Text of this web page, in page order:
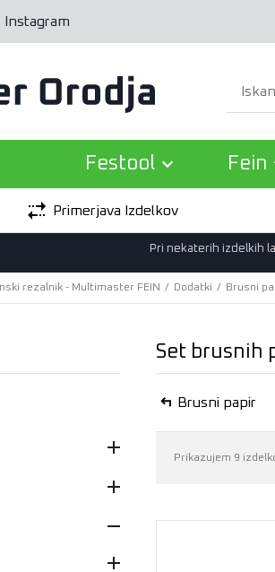
Instagram
Festool Fein
Primerjava Izdelkov
Pri nekaterih izdelkih
rezalnik - Multimaster FEIN / Dodatki / Brusni
Set brusnih
Brusni papir
Prikazujem 9